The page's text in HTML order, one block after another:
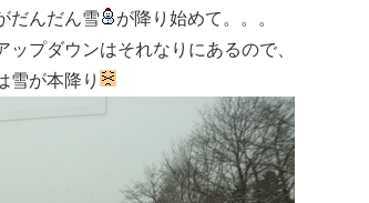
だんだん雪
が降り始めて。。。
プダウンはそれなりにあるので、
雪が本降り